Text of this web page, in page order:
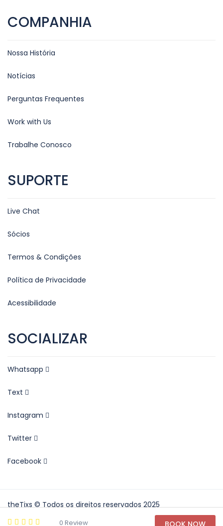
0 Review BOOK NOW
COMPANHIA
Nossa História
Notícias
Perguntas Frequentes
Work with Us
Trabalhe Conosco
SUPORTE
Live Chat
Sócios
Termos & Condições
Política de Privacidade
Acessibilidade
SOCIALIZAR
Whatsapp
Text
Instagram
Twitter
Facebook
theTixs © Todos os direitos reservados 2025